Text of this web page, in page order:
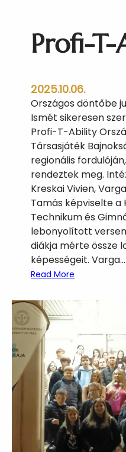
s
e
j
t
e
z
ő
Profi-
2025.10.06.
Országos döntőbe
Ismét sikeresen
Profi-T-Ability
Társasjáték
regionális
rendeztek meg.
Kreskai Vivien,
Tamás képviselte a
Technikum és
lebonyolított
diákja mérte össze
képességeit. Varga…
Read More
r
-
T
-
A
b
l